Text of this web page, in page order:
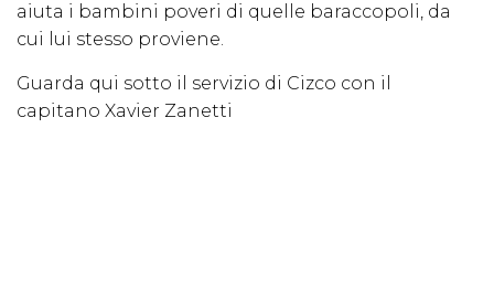
aiuta i bambini poveri di quelle baraccopoli, da
cui lui stesso proviene.
Guarda qui sotto il servizio di Cizco con il
capitano Xavier Zanetti